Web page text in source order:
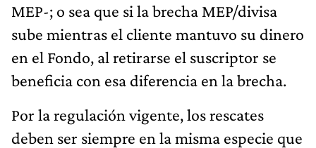
MEP-; o sea que si la brecha MEP/divisa
sube mientras el cliente mantuvo su dinero
en el Fondo, al retirarse el suscriptor se
beneficia con esa diferencia en la brecha.
Por la regulación vigente, los rescates
deben ser siempre en la misma especie que